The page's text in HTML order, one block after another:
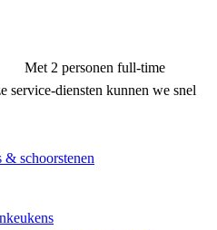
Met 2 personen full-time
service-diensten kunnen we snel
& schoorstenen